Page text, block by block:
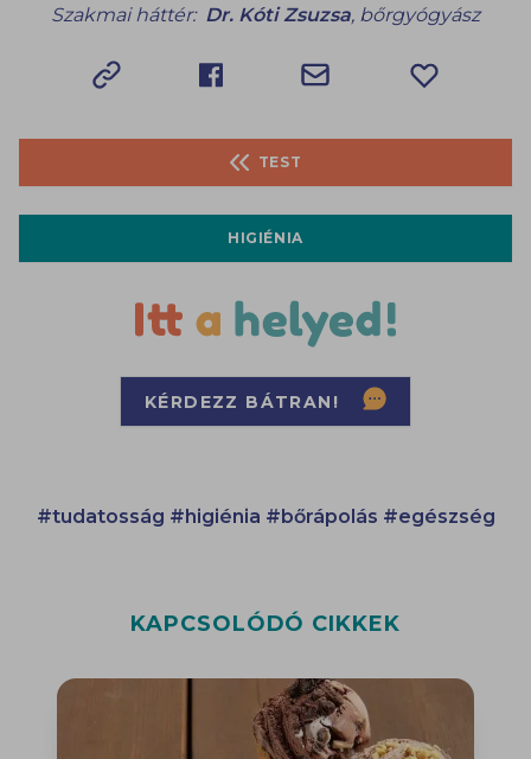
Szakmai háttér: Dr. Kóti Zsuzsa, bőrgyógyász
TEST
HIGIÉNIA
KÉRDEZZ BÁTRAN!
#tudatosság #higiénia #bőrápolás #egészség
KAPCSOLÓDÓ CIKKEK